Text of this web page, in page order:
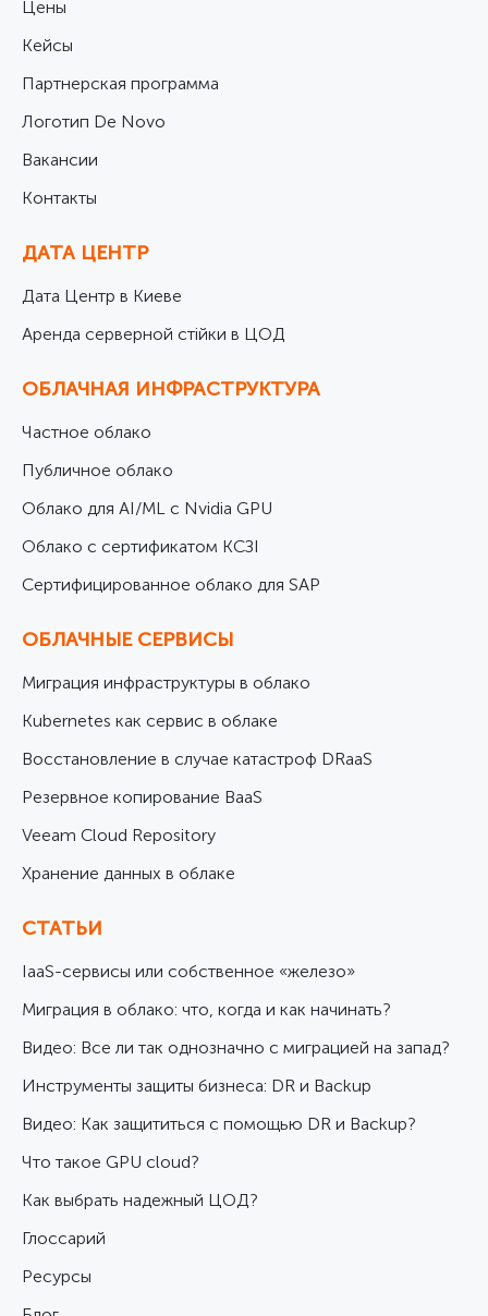
Цены
Кейсы
Партнерская программа
Логотип De Novo
Вакансии
Контакты
ДАТА ЦЕНТР
Дата Центр в Киеве
Аренда серверной стійки в ЦОД
ОБЛАЧНАЯ ИНФРАСТРУКТУРА
Частное облако
Публичное облако
Облако для AI/ML с Nvidia GPU
Облако с сертификатом КСЗІ
Cертифицированное облако для SAP
ОБЛАЧНЫЕ СЕРВИСЫ
Миграция инфраструктуры в облако
Kubernetes как сервис в облаке
Восстановление в случае катастроф DRaaS
Резервное копирование BaaS
Veeam Cloud Repository
Хранение данных в облаке
СТАТЬИ
IaaS-сервисы или собственное «железо»
Миграция в облако: что, когда и как начинать?
Видео: Все ли так однозначно с миграцией на запад?
Инструменты защиты бизнеса: DR и Backup
Видео: Как защититься с помощью DR и Backup?
Что такое GPU cloud?
Как выбрать надежный ЦОД?
Глоссарий
Ресурсы